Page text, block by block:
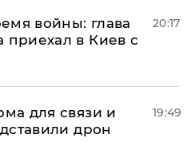
войны: глава
в Киев с
20:17
для связи и
дрон
19:49